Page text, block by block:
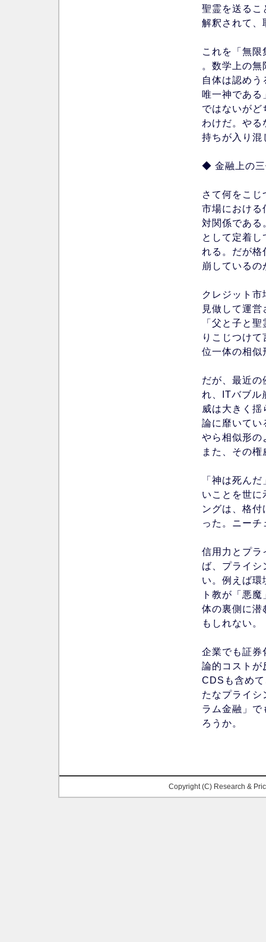
聖霊を送るこ
解釈されて、
これを「無
。数学上の
自体は認め
唯一神である
ではないがど
わけだ。やる
持ちが入り混
◆ 金融上の
さて何をこ
市場における
対関係である
として定着
れる。だが格
崩している
クレジット
見做して運
「父と子と
りこじつけ
位一体の相似
だが、最近の
れ、ITバブル
威は大きく
論に靡いてい
やら相似形の
また、その
「神は死ん
いことを世に
ングは、格
った。ニー
信用力とプラ
ば、プライシ
い。例えば環
ト教が「悪
体の裏側に潜
もしれない。
企業でも証券
論的コストが
CDSも含め
たなプライシ
ラム金融」で
ろうか。
Copyright (C) Research &